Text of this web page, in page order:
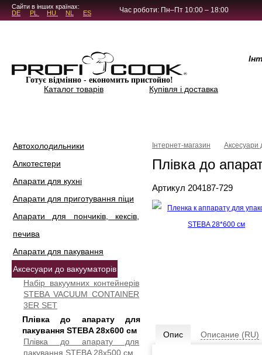
* Цвет или оттенок изделия на фотографии может отличаться от реального.
Сайти в інших країнах:
DE
PL HU NL ES Час роботи: Пн–Пт 10:00 – 18:00
Готує відмінно - економить пристойно!
Каталог товарів Купівля і доставка
Автохолодильники
Алкотестери
Апарати для кухні
Апарати для приготування піци
Апарати для пончиків, кексів,
печива
Апарати для пакування
Аксесуари до вакууматорів
Набір вакуумних контейнерів
STEBA VACUUM CONTAINER
3ER SET
Плівка до апарату для
пакування STEBA 28x600 см
Плівка до апарату для
пакування STEBA 28x500 см
Інтернет-магазин Аксесуари
Плівка до
Артикул 204187-729
Опис Описание (RU)